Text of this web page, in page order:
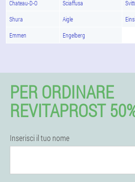
Chateau-D-O Sciaffusa
Shura Aigle
Emmen Engelberg
PER ORDINARE
REVITAPROST
Inserisci il tuo nome